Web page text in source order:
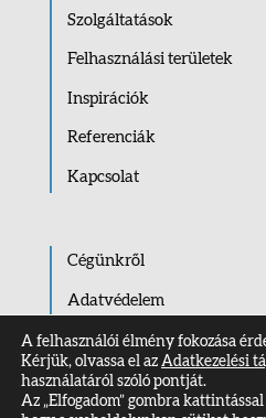
Szolgáltatások
Felhasználási területek
Inspirációk
Referenciák
Kapcsolat
Cégünkről
Adatvédelem
Impresszum
Kapcsolat
A felhasználói élmény fokozása
Kérjük, olvassa el az Adatkezelési
használatáról szóló pontját.
Az „Elfogadom” gombra